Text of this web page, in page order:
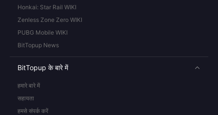
Honkai: Star Rail WIKI
Zenless Zone Zero WIKI
PUBG Mobile WIKI
BitTopup News
BitTopup के बारे में
हमारे बारे में
सहायता
हमसे संपर्क करें